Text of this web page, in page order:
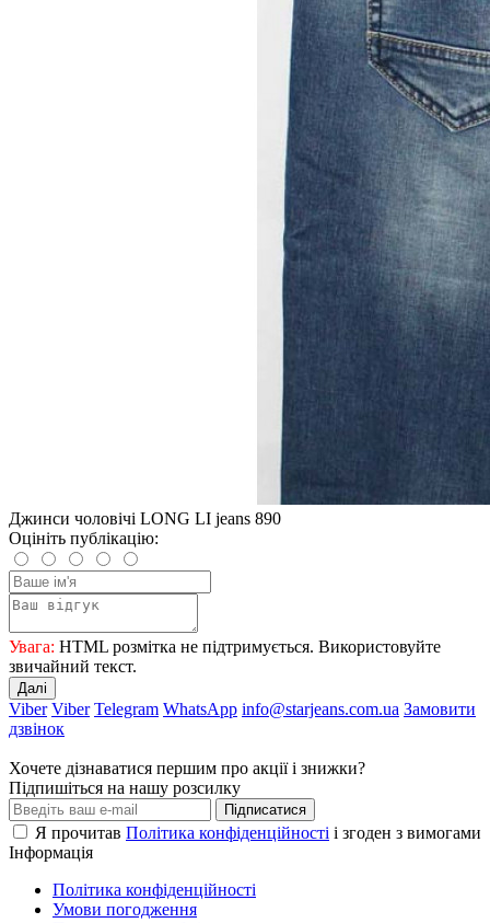
Джинси чоловічі LONG LI jeans 890
Оцініть публікацію:
Увага: HTML розмітка не підтримується. Використовуйте
звичайний текст.
Далі
Viber Viber Telegram WhatsApp info@starjeans.com.ua Замовити
дзвінок
Хочете дізнаватися першим про акції і знижки?
Підпишіться на нашу розсилку
Підписатися
Я прочитав Політика конфіденційності і згоден з вимогами
Інформація
Політика конфіденційності
Умови погодження